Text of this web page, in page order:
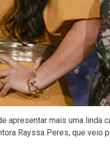
apresentar mais uma linda
Rayssa Peres, que veio